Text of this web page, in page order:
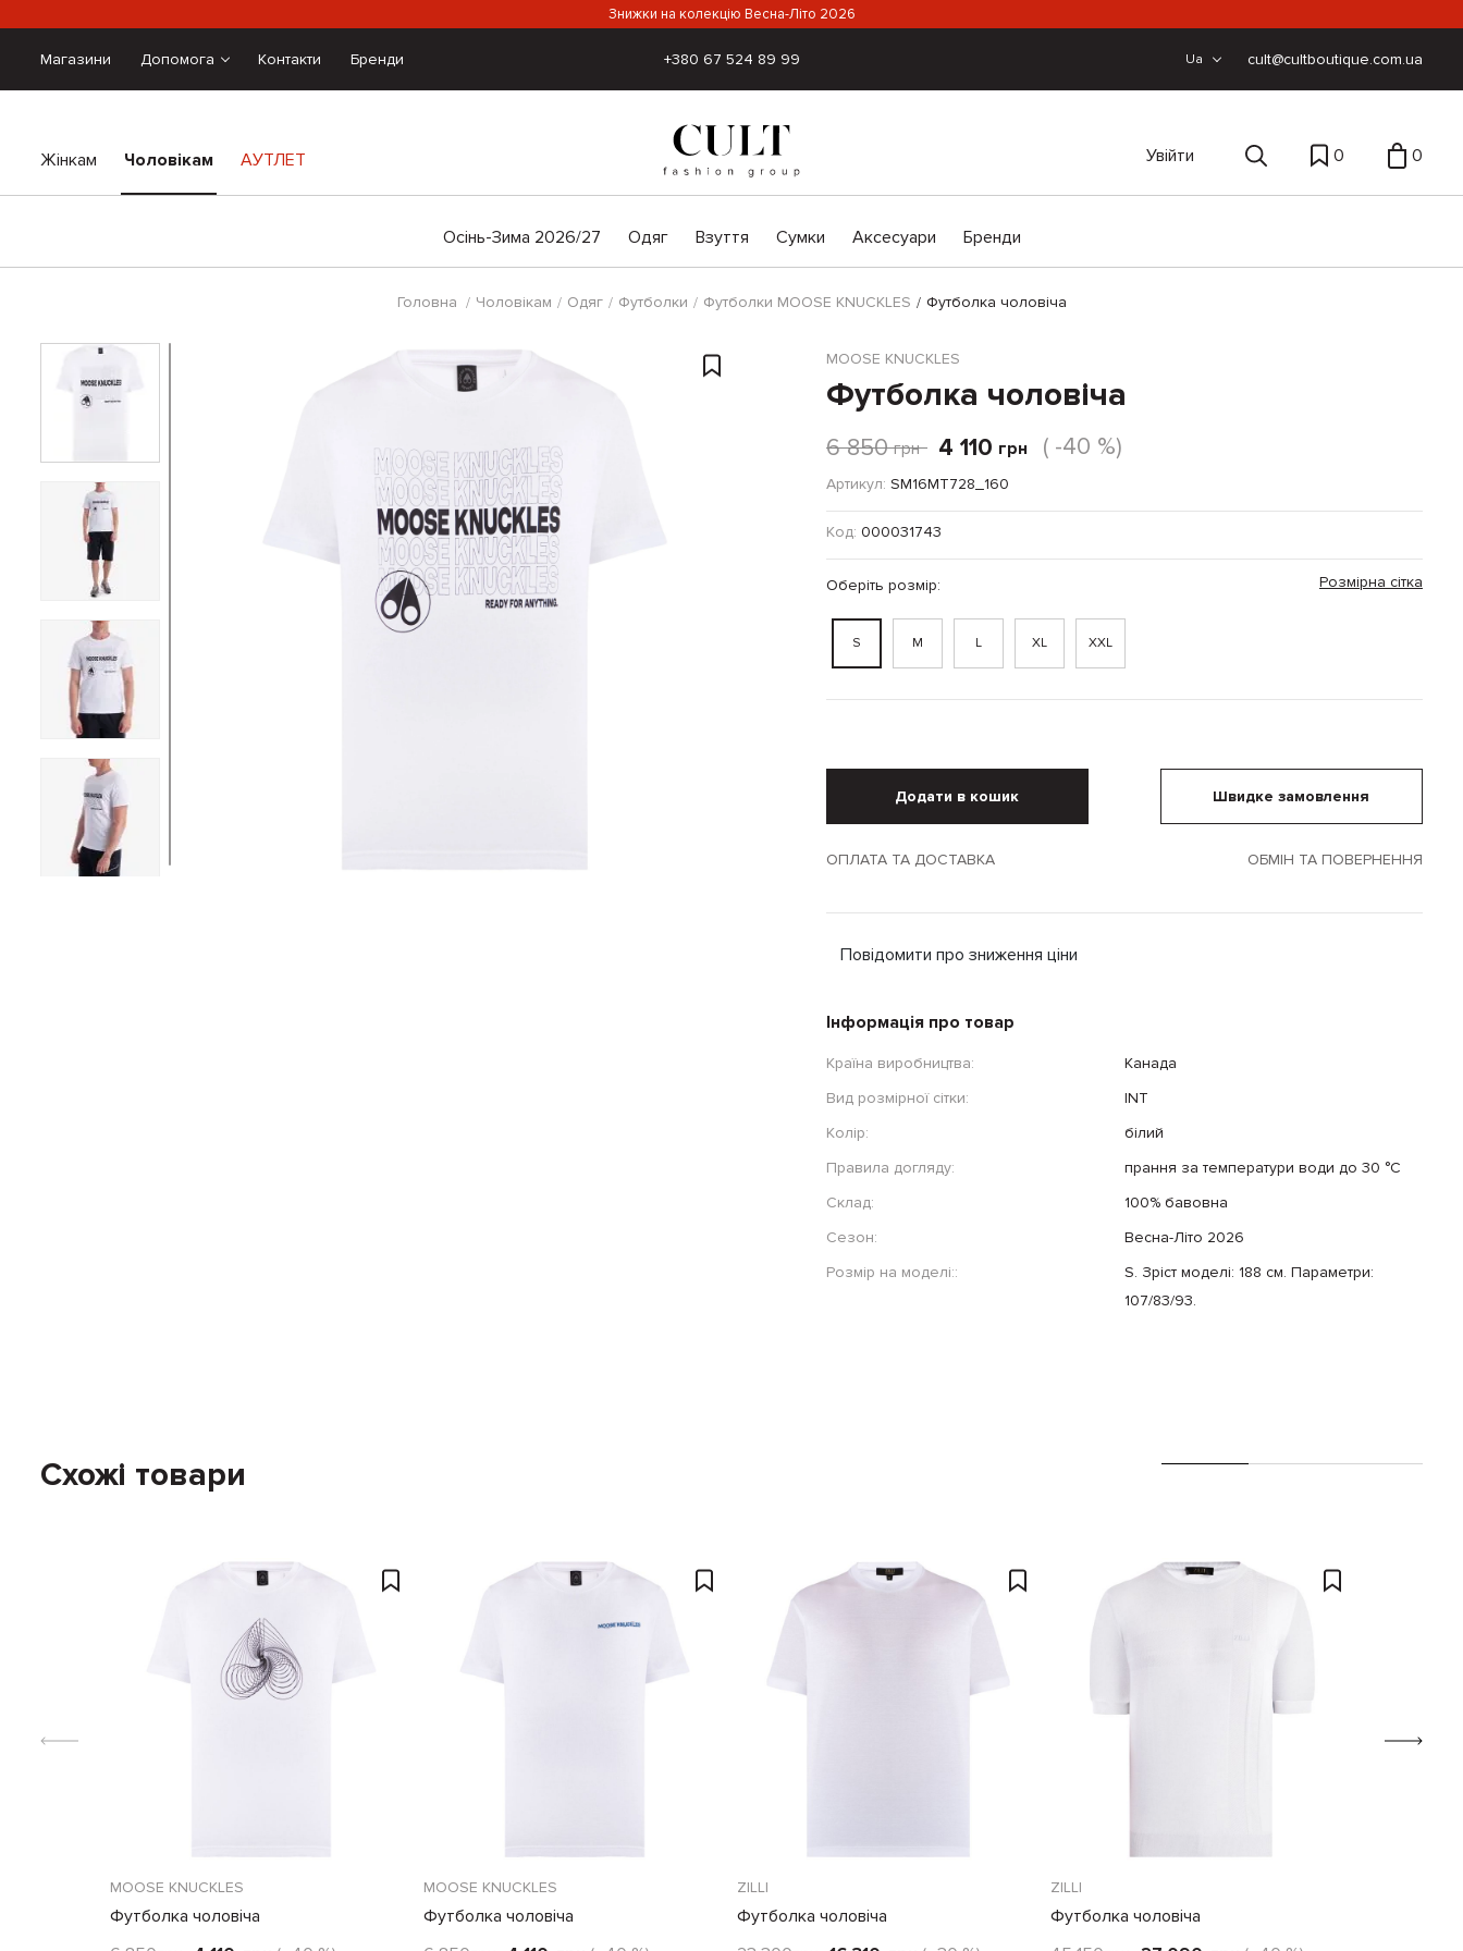
Знижки на колекцію Весна-Літо 2026
Магазини Допомога Контакти Бренди +380 67 524 89 99 Ua cult@cultboutique.com.ua
Жінкам Чоловікам
Осінь-Зима 2026/27 Одяг Взуття Сумки Аксесуари Бренди
АУТЛЕТ Увійти 0 0
Головна Чоловікам Одяг Футболки Футболки MOOSE KNUCKLES Футболка чоловіча
MOOSE KNUCKLES
Футболка чоловіча
6 850 грн 4 110 грн ( -40 %)
Артикул: SM16MT728_160
Код: 000031743
Оберіть розмір:
S M L XL XXL
Розмірна сітка
Додати в кошик Швидке замовлення
ОПЛАТА ТА ДОСТАВКА ОБМІН ТА ПОВЕРНЕННЯ
Повідомити про зниження ціни
Інформація про товар
Країна виробництва:
Канада
Вид розмірної сітки:
INT
Колір:
білий
Правила догляду:
прання за температури води до 30 °C
Склад:
100% бавовна
Сезон:
Весна-Літо 2026
Розмір на моделі::
S. Зріст моделі: 188 см. Параметри:
107/83/93.
Схожі товари
MOOSE KNUCKLES
Футболка чоловіча
MOOSE KNUCKLES
Футболка чоловіча
ZILLI
Футболка чоловіча
ZILLI
Футболка чоловіча